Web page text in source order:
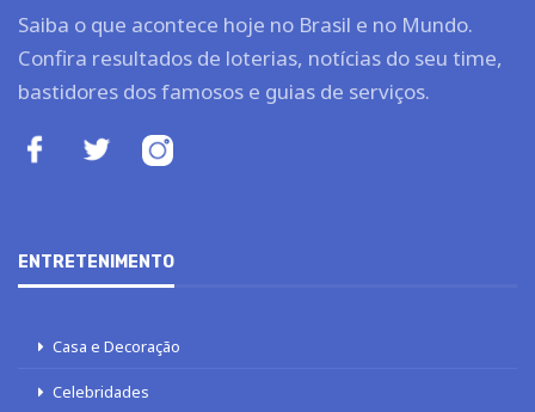
Saiba o que acontece hoje no Brasil e no Mundo.
Confira resultados de loterias, notícias do seu time,
bastidores dos famosos e guias de serviços.
ENTRETENIMENTO
Casa e Decoração
Celebridades